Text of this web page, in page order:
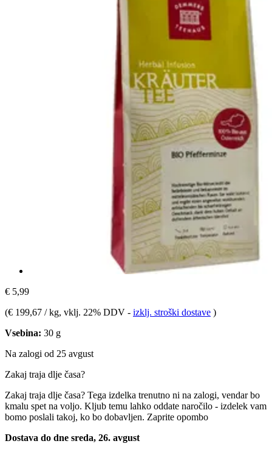
€ 5,99
(€ 199,67 / kg, vklj. 22% DDV - izklj. stroški dostave )
Vsebina: 30 g
Na zalogi od 25 avgust
Zakaj traja dlje časa?
Zakaj traja dlje časa? Tega izdelka trenutno ni na zalogi, vendar bo
kmalu spet na voljo. Kljub temu lahko oddate naročilo - izdelek vam
bomo poslali takoj, ko bo dobavljen. Zaprite opombo
Dostava do dne sreda, 26. avgust